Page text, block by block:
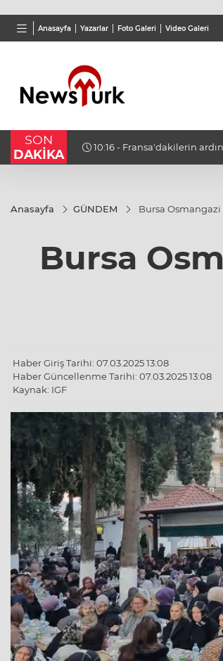
Anasayfa Yazarlar Foto Galeri Video Galeri
BGN
28,0626%0,37
VND
0,0018%0,17
SON
DAKİKA
10:16 - Fransa'dakilerin
Anasayfa GÜNDEM Bursa Osmangazi
Bursa
Haber Giriş Tarihi: 07.03.2025 13:08
Haber Güncellenme Tarihi: 07.03.2025 13:08
Kaynak: IGF